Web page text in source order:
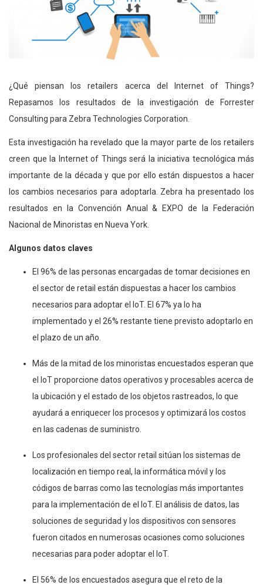
¿Qué piensan los retailers acerca del Internet of Things?
Repasamos los resultados de la investigación de Forrester
Consulting para Zebra Technologies Corporation.
Esta investigación ha revelado que la mayor parte de los retailers
creen que la Internet of Things será la iniciativa tecnológica más
importante de la década y que por ello están dispuestos a hacer
los cambios necesarios para adoptarla. Zebra ha presentado los
resultados en la Convención Anual & EXPO de la Federación
Nacional de Minoristas en Nueva York.
Algunos datos claves
El 96% de las personas encargadas de tomar decisiones en
el sector de retail están dispuestas a hacer los cambios
necesarios para adoptar el IoT. El 67% ya lo ha
implementado y el 26% restante tiene previsto adoptarlo en
el plazo de un año.
Más de la mitad de los minoristas encuestados esperan que
el IoT proporcione datos operativos y procesables acerca de
la ubicación y el estado de los objetos rastreados, lo que
ayudará a enriquecer los procesos y optimizará los costos
en las cadenas de suministro.
Los profesionales del sector retail sitúan los sistemas de
localización en tiempo real, la informática móvil y los
códigos de barras como las tecnologías más importantes
para la implementación de el IoT. El análisis de datos, las
soluciones de seguridad y los dispositivos con sensores
fueron citados en numerosas ocasiones como soluciones
necesarias para poder adoptar el IoT.
El 56% de los encuestados asegura que el reto de la